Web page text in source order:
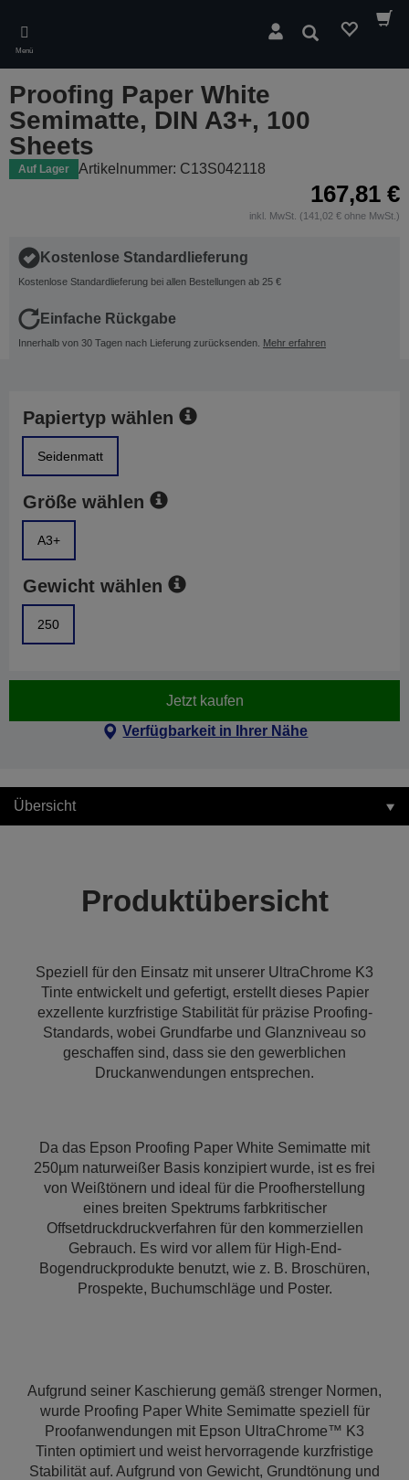
main
content
Menü
Suchen
Proofing Paper White
Semimatte, DIN A3+, 100
Sheets
Auf Lager Artikelnummer: C13S042118
167,81 €
inkl. MwSt. (141,02 € ohne MwSt.)
Kostenlose Standardlieferung
Kostenlose Standardlieferung bei allen Bestellungen ab 25 €
Einfache Rückgabe
Innerhalb von 30 Tagen nach Lieferung zurücksenden. Mehr erfahren
Papiertyp wählen
Seidenmatt
Größe wählen
A3+
Gewicht wählen
250
Jetzt kaufen
Verfügbarkeit in Ihrer Nähe
Übersicht
Produktübersicht
Speziell für den Einsatz mit unserer UltraChrome K3
Tinte entwickelt und gefertigt, erstellt dieses Papier
exzellente kurzfristige Stabilität für präzise Proofing-
Standards, wobei Grundfarbe und Glanzniveau so
geschaffen sind, dass sie den gewerblichen
Druckanwendungen entsprechen.
Da das Epson Proofing Paper White Semimatte mit
250µm naturweißer Basis konzipiert wurde, ist es frei
von Weißtönern und ideal für die Proofherstellung
eines breiten Spektrums farbkritischer
Offsetdruckdruckverfahren für den kommerziellen
Gebrauch. Es wird vor allem für High-End-
Bogendruckprodukte benutzt, wie z. B. Broschüren,
Prospekte, Buchumschläge und Poster.
Aufgrund seiner Kaschierung gemäß strenger Normen,
wurde Proofing Paper White Semimatte speziell für
Proofanwendungen mit Epson UltraChrome™ K3
Tinten optimiert und weist hervorragende kurzfristige
Stabilität auf. Aufgrund von Gewicht, Grundtönung und